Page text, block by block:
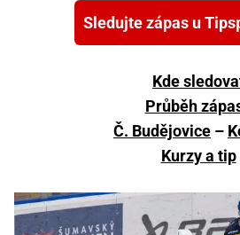
Sledujte zápas u
Kde
Průběh
Č. Budějovice –
Kurzy a tip